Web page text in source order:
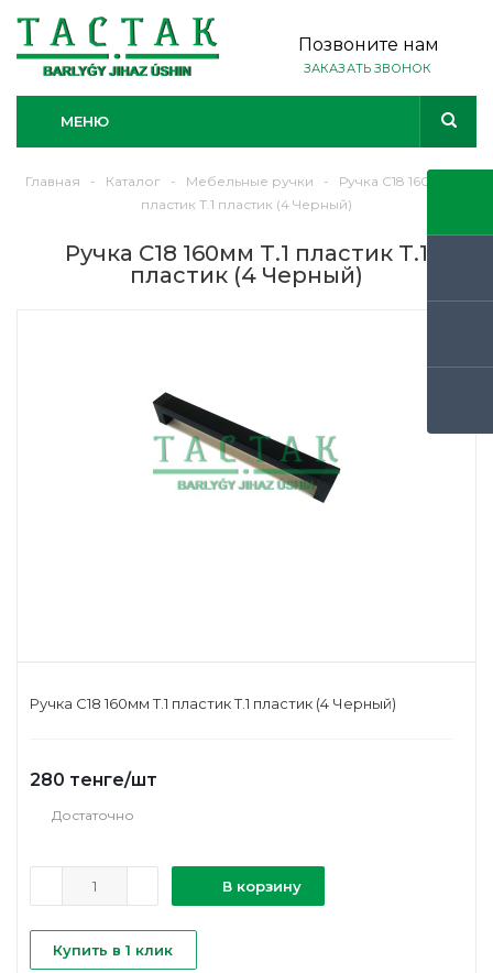
Позвоните нам
ЗАКАЗАТЬ ЗВОНОК
МЕНЮ
Главная - Каталог - Мебельные ручки -
Ручка С18 160мм Т.1
пластик Т.1 пластик (4 Черный)
Ручка С18 160мм Т.1 пластик Т.1
пластик (4 Черный)
Ручка С18 160мм Т.1 пластик Т.1 пластик (4 Черный)
280 тенге/шт
Достаточно
В корзину
Купить в 1 клик